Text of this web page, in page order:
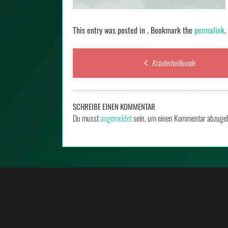
This entry was posted in . Bookmark the permalink.
navigation
Kräuterheilkunde
SCHREIBE EINEN KOMMENTAR
Du musstangemeldetsein, um einen Kommentar